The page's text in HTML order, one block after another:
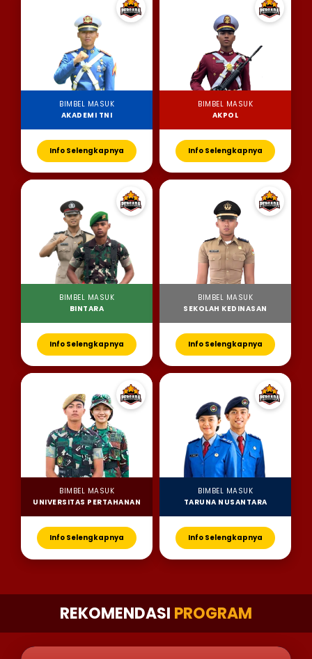
BIMBEL MASUK
AKADEMI TNI
Info Selengkapnya
BIMBEL MASUK
AKPOL
Info Selengkapnya
BIMBEL MASUK
BINTARA
Info Selengkapnya
BIMBEL MASUK
SEKOLAH KEDINASAN
Info Selengkapnya
BIMBEL MASUK
UNIVERSITAS PERTAHANAN
Info Selengkapnya
BIMBEL MASUK
TARUNA NUSANTARA
Info Selengkapnya
REKOMENDASI PROGRAM